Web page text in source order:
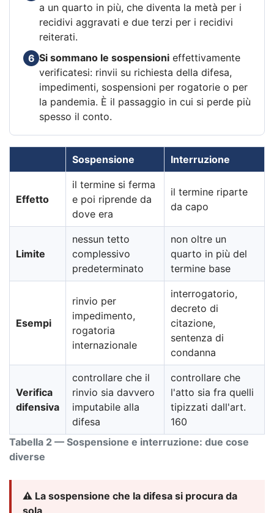
a un quarto in più, che diventa la metà per i
recidivi aggravati e due terzi per i recidivi
reiterati.
6 Si sommano le sospensioni effettivamente
verificatesi: rinvii su richiesta della difesa,
impedimenti, sospensioni per rogatorie o per
la pandemia. È il passaggio in cui si perde più
spesso il conto.
Tabella 2 — Sospensione e interruzione: due cose
diverse
Sospensione Interruzione
Effetto
il termine si ferma
e poi riprende da
dove era
il termine riparte
da capo
Limite
nessun tetto
complessivo
predeterminato
non oltre un
quarto in più del
termine base
Esempi
rinvio per
impedimento,
rogatoria
internazionale
interrogatorio,
decreto di
citazione,
sentenza di
condanna
Verifica
difensiva
controllare che il
rinvio sia davvero
imputabile alla
difesa
controllare che
l'atto sia fra quelli
tipizzati dall'art.
160
⚠️ La sospensione che la difesa si procura da
sola